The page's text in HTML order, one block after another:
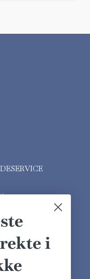
os
showroom
i